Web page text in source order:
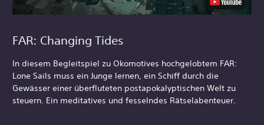
FAR: Changing Tides
In diesem Begleitspiel zu Okomotives hochgelobtem FAR:
Lone Sails muss ein Junge lernen, ein Schiff durch die
Gewässer einer überfluteten postapokalyptischen Welt zu
steuern. Ein meditatives und fesselndes Rätselabenteuer.